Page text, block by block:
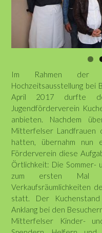
Im Rahmen der
Hochzeitsausstellung bei
April 2017 durfte
Jugendförderverein
anbieten. Nachdem
Mitterfelser Landfrauen
hatten, übernahm nun
Förderverein diese
Örtlichkeit: Die Sommer-
zum ersten Mal
Verkaufsräumlichkeiten
statt. Der
Anklang bei den
Mitterfelser Kinder-